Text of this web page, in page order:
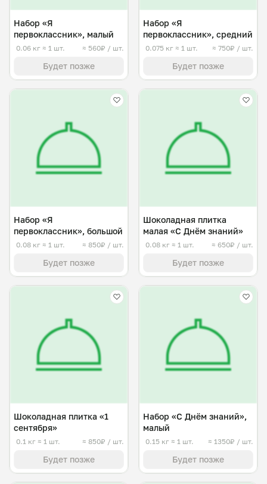
Набор «Я
первоклассник», малый
0.06 кг ≈ 1 шт. ≈ 560₽ / шт.
Будет позже
Набор «Я
первоклассник», средний
0.075 кг ≈ 1 шт. ≈ 750₽ / шт.
Будет позже
Набор «Я
первоклассник», большой
0.08 кг ≈ 1 шт. ≈ 850₽ / шт.
Будет позже
Шоколадная плитка
малая «С Днём знаний»
0.08 кг ≈ 1 шт. ≈ 650₽ / шт.
Будет позже
Шоколадная плитка «1
сентября»
0.1 кг ≈ 1 шт. ≈ 850₽ / шт.
Будет позже
Набор «С Днём знаний»,
малый
0.15 кг ≈ 1 шт. ≈ 1350₽ / шт.
Будет позже